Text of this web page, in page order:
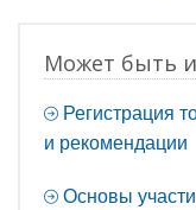
Может быть
Регистрация
и рекомендации
Основы